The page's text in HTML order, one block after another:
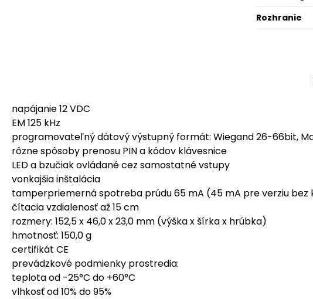
Rozhranie
napájanie 12 VDC
EM 125 kHz
programovateľný dátový výstupný formát: Wiegand 26-66bit,
rôzne spôsoby prenosu PIN a kódov klávesnice
LED a bzučiak ovládané cez samostatné vstupy
vonkajšia inštalácia
tamperpriemerná spotreba prúdu 65 mA (45 mA pre verziu bez
čítacia vzdialenosť až 15 cm
rozmery: 152,5 x 46,0 x 23,0 mm (výška x šírka x hrúbka)
hmotnosť: 150,0 g
certifikát CE
prevádzkové podmienky prostredia:
teplota od -25°C do +60°C
vlhkosť od 10% do 95%